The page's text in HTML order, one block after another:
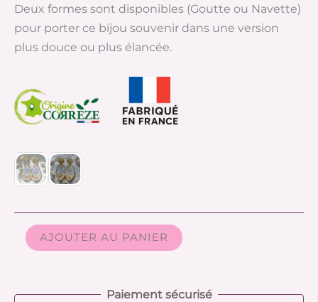
Deux formes sont disponibles (Goutte ou Navette)
pour porter ce bijou souvenir dans une version
plus douce ou plus élancée.
AJOUTER AU PANIER
Paiement sécurisé